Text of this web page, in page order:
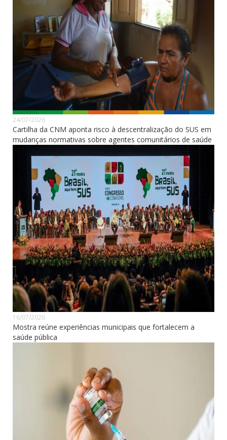
24/07/2026
Cartilha da CNM aponta risco à descentralização do SUS em
mudanças normativas sobre agentes comunitários de saúde
16/07/2026
Mostra reúne experiências municipais que fortalecem a
saúde pública